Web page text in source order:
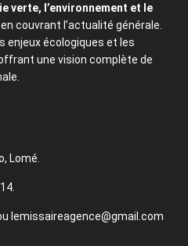
verte, l’environnement et le
couvrant l’actualité générale.
enjeux écologiques et les
une vision complète de
Lomé.
lemissaireagence@gmail.com